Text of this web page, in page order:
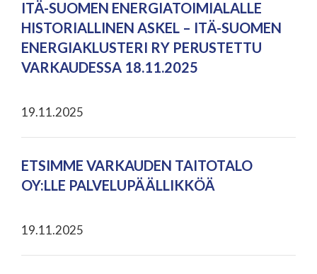
ITÄ-SUOMEN ENERGIATOIMIALALLE
HISTORIALLINEN ASKEL – ITÄ-SUOMEN
ENERGIAKLUSTERI RY PERUSTETTU
VARKAUDESSA 18.11.2025
19.11.2025
ETSIMME VARKAUDEN TAITOTALO
OY:LLE PALVELUPÄÄLLIKKÖÄ
19.11.2025